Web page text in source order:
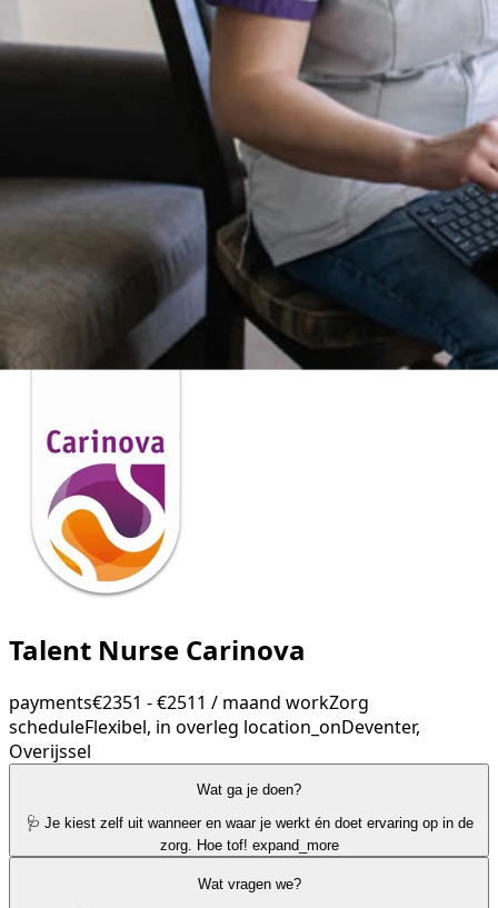
Talent Nurse Carinova
payments€2351 - €2511 / maand workZorg
scheduleFlexibel, in overleg location_onDeventer,
Overijssel
Wat ga je doen?
🩺 Je kiest zelf uit wanneer en waar je werkt én doet ervaring op in de
zorg. Hoe tof! expand_more
Wat vragen we?